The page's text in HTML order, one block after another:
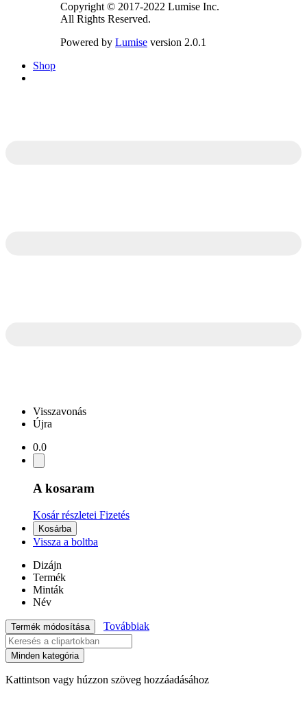
Copyright © 2017-2022 Lumise Inc.
All Rights Reserved.
Powered by Lumise version 2.0.1
Shop
Visszavonás
Újra
0.0
A kosaram
Kosár részletei Fizetés
Kosárba
Vissza a boltba
Dizájn
Termék
Minták
Név
Termék módosítása Továbbiak
Minden kategória
Kattintson vagy húzzon szöveg hozzáadásához